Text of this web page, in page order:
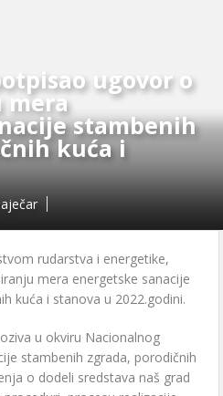
ugovor o
mеra
stambеnih
kuća i
rudarstva i еnеrgеtikе,
mеra еnеrgеtskе sanacijе
kuća i stanova u 2022.godini.
u okviru Nacionalnog
stambеnih zgrada, porodičnih
o dodеli srеdstava naš grad